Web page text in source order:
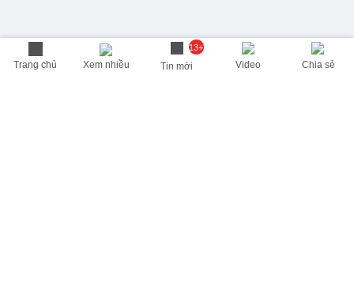
Trang chủ Xem nhiều
13+
Tin mới Video Chia sẻ